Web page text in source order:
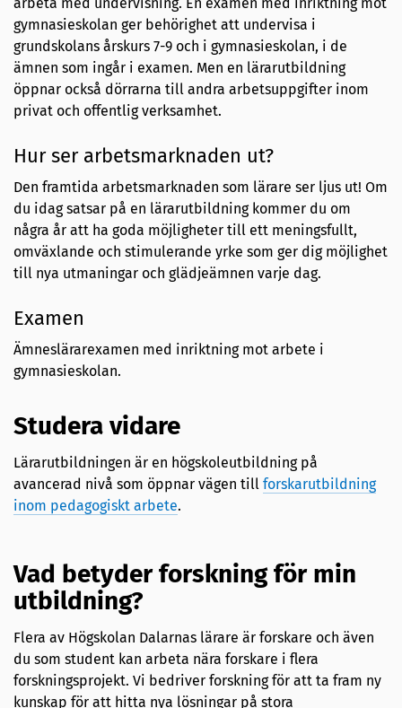
gymnasieskolan ger behörighet att undervisa i
grundskolans årskurs 7-9 och i gymnasieskolan, i de
ämnen som ingår i examen. Men en lärarutbildning
öppnar också dörrarna till andra arbetsuppgifter inom
privat och offentlig verksamhet.
Hur ser arbetsmarknaden ut?
Den framtida arbetsmarknaden som lärare ser ljus ut! Om
du idag satsar på en lärarutbildning kommer du om
några år att ha goda möjligheter till ett meningsfullt,
omväxlande och stimulerande yrke som ger dig möjlighet
till nya utmaningar och glädjeämnen varje dag.
Examen
Ämneslärarexamen med inriktning mot arbete i
gymnasieskolan.
Studera vidare
Lärarutbildningen är en högskoleutbildning på
avancerad nivå som öppnar vägen till forskarutbildning
inom pedagogiskt arbete.
Vad betyder forskning för min
utbildning?
Flera av Högskolan Dalarnas lärare är forskare och även
du som student kan arbeta nära forskare i flera
forskningsprojekt. Vi bedriver forskning för att ta fram ny
kunskap för att hitta nya lösningar på stora